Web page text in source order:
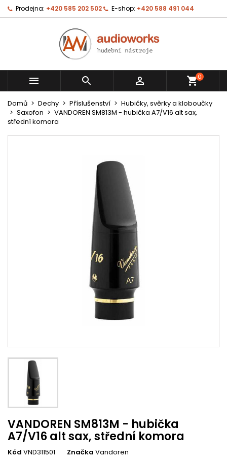
Prodejna: +420 585 202 502 E-shop: +420 588 491 044
   shopping_cart0
Domů Dechy Příslušenství
Hubičky, svěrky a kloboučky
Saxofon
VANDOREN SM813M - hubička A7/V16 alt sax,
střední komora
VANDOREN SM813M - hubička
A7/V16 alt sax, střední komora
Kód VND311501 Značka Vandoren